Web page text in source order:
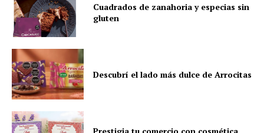
Cuadrados de zanahoria y especias sin
gluten
Descubrí el lado más dulce de Arrocitas